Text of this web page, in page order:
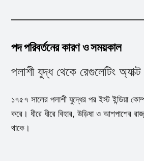
পদ পরিবর্তনের কারণ ও সময়কাল
পলাশী যুদ্ধ থেকে রেগুলেটিং
১৭৫৭ সালের পলাশী যুদ্ধের পর ইস্ট ইন্ডিয়া
করে। ধীরে ধীরে বিহার, উড়িষা ও আশপাশের
থাকে।